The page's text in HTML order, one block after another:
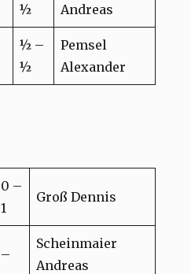
½
Andreas
½ –
½
Pemsel
Alexander
0 –
1
Groß Dennis
–
Scheinmaier
Andreas